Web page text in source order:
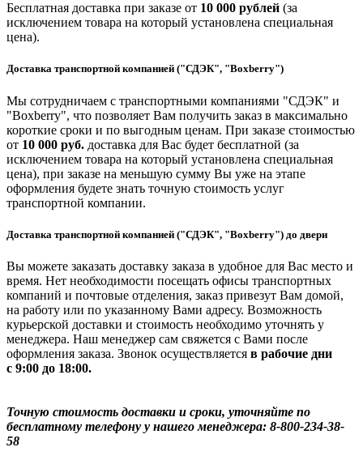
Бесплатная доставка при заказе от 10 000 рублей (за
исключением товара на который установлена специальная
цена).
Доставка транспортной компанией ("СДЭК", "Boxberry")
Мы сотрудничаем с транспортными компаниями "СДЭК" и
"Boxberry", что позволяет Вам получить заказ в максимально
короткие сроки и по выгодным ценам. При заказе стоимостью
от 10 000 руб. доставка для Вас будет бесплатной (за
исключением товара на который установлена специальная
цена), при заказе на меньшую сумму Вы уже на этапе
оформления будете знать точную стоимость услуг
транспортной компании.
Доставка транспортной компанией ("СДЭК", "Boxberry") до двери
Вы можете заказать доставку заказа в удобное для Вас место и
время. Нет необходимости посещать офисы транспортных
компаний и почтовые отделения, заказ привезут Вам домой,
на работу или по указанному Вами адресу. Возможность
курьерской доставки и стоимость необходимо уточнять у
менеджера. Наш менеджер сам свяжется с Вами после
оформления заказа. Звонок осуществляется в рабочие дни
с 9:00 до 18:00.
Точную стоимость доставки и сроки, уточняйте по
бесплатному телефону у нашего менеджера: 8-800-234-38-
58